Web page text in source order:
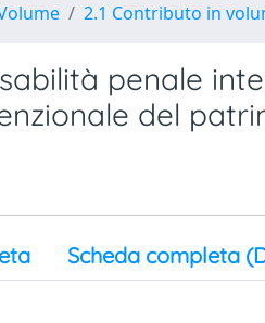
2.1 Contributo in
penale
del
Scheda completa